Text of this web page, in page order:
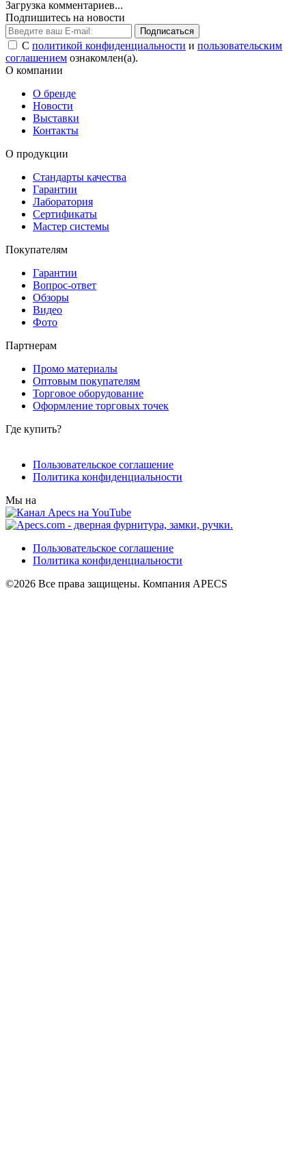
Загрузка комментариев...
Подпишитесь на новости
Подписаться
С политикой конфиденциальности и пользовательским
соглашением ознакомлен(а).
О компании
О бренде
Новости
Выставки
Контакты
О продукции
Стандарты качества
Гарантии
Лаборатория
Сертификаты
Мастер системы
Покупателям
Гарантии
Вопрос-ответ
Обзоры
Видео
Фото
Партнерам
Промо материалы
Оптовым покупателям
Торговое оборудование
Оформление торговых точек
Где купить?
Пользовательское соглашение
Политика конфиденциальности
Мы на
Пользовательское соглашение
Политика конфиденциальности
©2026 Все права защищены. Компания APECS